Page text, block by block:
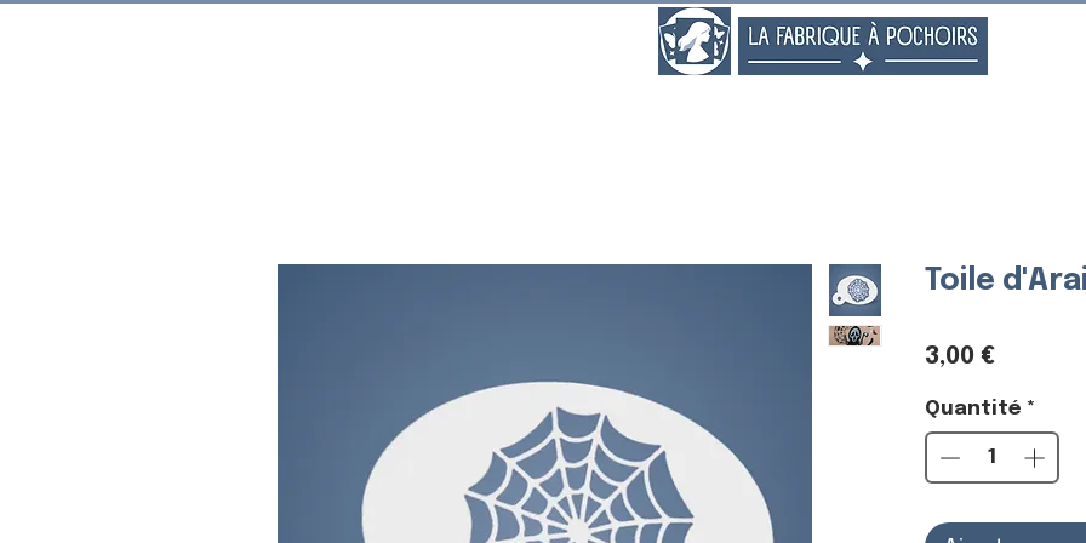
Toile
3,00 €Prix
Quantité *